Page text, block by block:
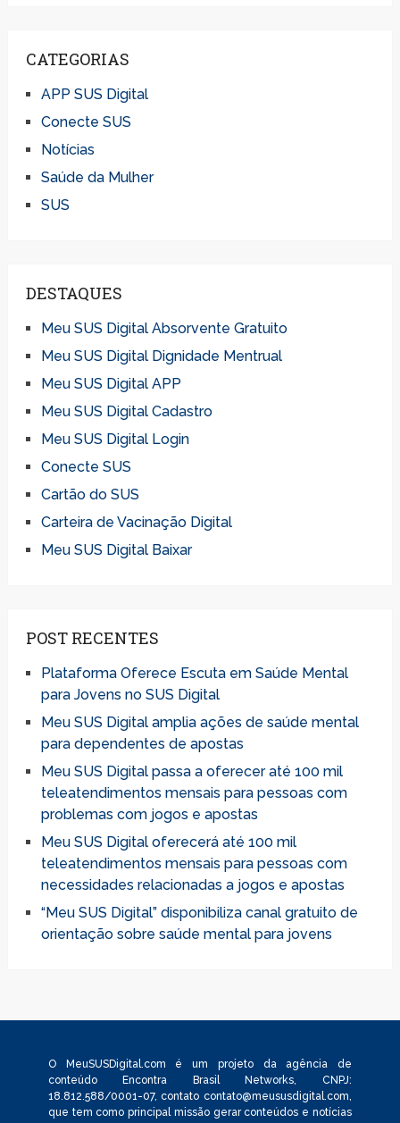
CATEGORIAS
APP SUS Digital
Conecte SUS
Notícias
Saúde da Mulher
SUS
DESTAQUES
Meu SUS Digital Absorvente Gratuito
Meu SUS Digital Dignidade Mentrual
Meu SUS Digital APP
Meu SUS Digital Cadastro
Meu SUS Digital Login
Conecte SUS
Cartão do SUS
Carteira de Vacinação Digital
Meu SUS Digital Baixar
POST RECENTES
Plataforma Oferece Escuta em Saúde Mental
para Jovens no SUS Digital
Meu SUS Digital amplia ações de saúde mental
para dependentes de apostas
Meu SUS Digital passa a oferecer até 100 mil
teleatendimentos mensais para pessoas com
problemas com jogos e apostas
Meu SUS Digital oferecerá até 100 mil
teleatendimentos mensais para pessoas com
necessidades relacionadas a jogos e apostas
“Meu SUS Digital” disponibiliza canal gratuito de
orientação sobre saúde mental para jovens
O MeuSUSDigital.com é um projeto da agência de
conteúdo Encontra Brasil Networks, CNPJ:
18.812.588/0001-07, contato contato@meususdigital.com
que tem como principal missão gerar conteúdos e notícias